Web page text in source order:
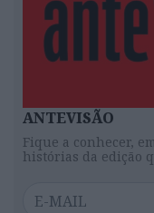
ANTEVISÃO
Fique a conhecer,
histórias da edição